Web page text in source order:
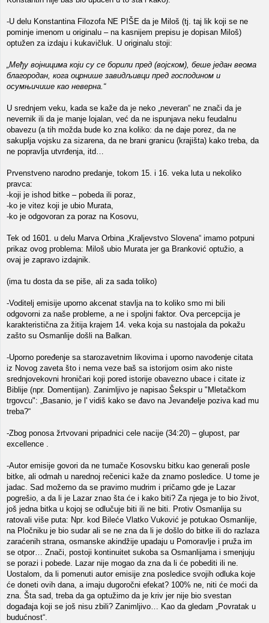
-U delu Konstantina Filozofa NE PIŠE da je Miloš (tj. taj lik koji se ne
pominje imenom u originalu – na kasnijem prepisu je dopisan Miloš)
optužen za izdaju i kukavičluk. U originalu stoji:
„Међу војницима који су се борили пред (војском), беше један веома
благородан, кога оцрнише завидљивци пред господином и
осумњичише као неверна.“
U srednjem veku, kada se kaže da je neko „neveran“ ne znači da je
nevernik ili da je manje lojalan, već da ne ispunjava neku feudalnu
obavezu (a tih možda bude ko zna koliko: da ne daje porez, da ne
sakuplja vojsku za sizarena, da ne brani granicu (krajišta) kako treba, da
ne popravlja utvrđenja, itd…
Prvenstveno narodno predanje, tokom 15. i 16. veka luta u nekoliko
pravca:
-koji je ishod bitke – pobeda ili poraz,
-ko je vitez koji je ubio Murata,
-ko je odgovoran za poraz na Kosovu,
Tek od 1601. u delu Marva Orbina „Kraljevstvo Slovena“ imamo potpuni
prikaz ovog problema: Miloš ubio Murata jer ga Branković optužio, a
ovaj je zapravo izdajnik.
(ima tu dosta da se piše, ali za sada toliko)
-Voditelj emisije uporno akcenat stavlja na to koliko smo mi bili
odgovorni za naše probleme, a ne i spoljni faktor. Ova percepcija je
karakteristična za žitija krajem 14. veka koja su nastojala da pokažu
zašto su Osmanlije došli na Balkan.
-Uporno poređenje sa starozavetnim likovima i uporno navođenje citata
iz Novog zaveta što i nema veze baš sa istorijom osim ako niste
srednjovekovni hroničari koji pored istorije obavezno ubace i citate iz
Biblije (npr. Domentijan). Zanimljivo je napisao Šekspir u "Mletačkom
trgovcu": „Basanio, je l' vidiš kako se đavo na Jevanđelje poziva kad mu
treba?“
-Zbog ponosa žrtvovani pripadnici cele nacije (34:20) – glupost, par
excellence .
-Autor emisije govori da ne tumače Kosovsku bitku kao generali posle
bitke, ali odmah u narednoj rečenici kaže da znamo posledice. U tome je
jadac. Sad možemo da se pravimo mudrim i pričamo gde je Lazar
pogrešio, a da li je Lazar znao šta će i kako biti? Za njega je to bio život,
još jedna bitka u kojoj se odlučuje biti ili ne biti. Protiv Osmanlija su
ratovali više puta: Npr. kod Bileće Vlatko Vuković je potukao Osmanlije,
na Pločniku je bio sudar ali se ne zna da li je došlo do bitke ili do razlaza
zaraćenih strana, osmanske akindžije upadaju u Pomoravlje i pruža im
se otpor… Znači, postoji kontinuitet sukoba sa Osmanlijama i smenjuju
se porazi i pobede. Lazar nije mogao da zna da li će pobediti ili ne.
Uostalom, da li pomenuti autor emisije zna posledice svojih odluka koje
će doneti ovih dana, a imaju dugoročni efekat? 100% ne, niti će moći da
zna. Šta sad, treba da ga optužimo da je kriv jer nije bio svestan
događaja koji se još nisu zbili? Zanimljivo… Kao da gledam „Povratak u
budućnost“.